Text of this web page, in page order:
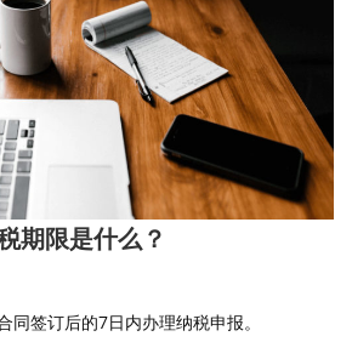
期限是什么？
同签订后的7日内办理纳税申报。